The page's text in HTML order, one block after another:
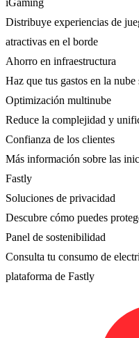
Distribuye experiencias de
atractivas en el borde
Ahorro en infraestructura
Haz que tus gastos en la
Optimización multinube
Reduce la complejidad y
Confianza de los clientes
Más información sobre las
Fastly
Soluciones de privacidad
Descubre cómo puedes
Panel de sostenibilidad
Consulta tu consumo de
plataforma de Fastly